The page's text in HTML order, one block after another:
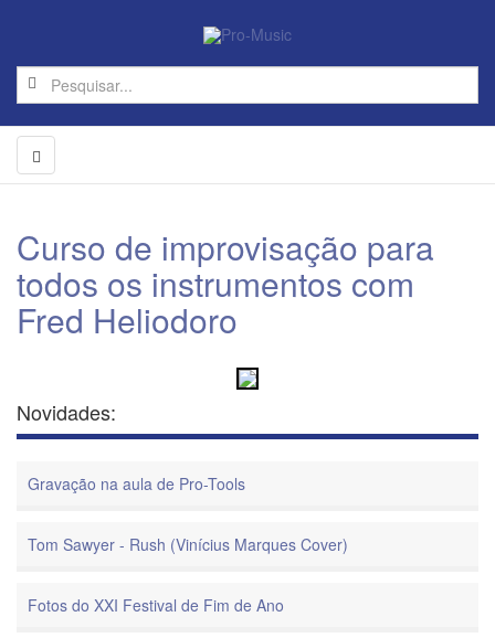
Curso de improvisação para
todos os instrumentos com
Fred Heliodoro
Novidades:
Gravação na aula de Pro-Tools
Tom Sawyer - Rush (Vinícius Marques Cover)
Fotos do XXI Festival de Fim de Ano